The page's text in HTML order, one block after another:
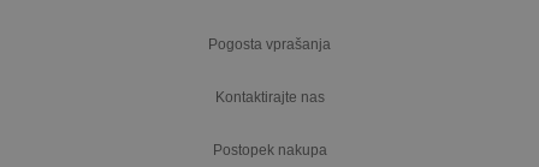
Pogosta vprašanja
Kontaktirajte nas
Postopek nakupa